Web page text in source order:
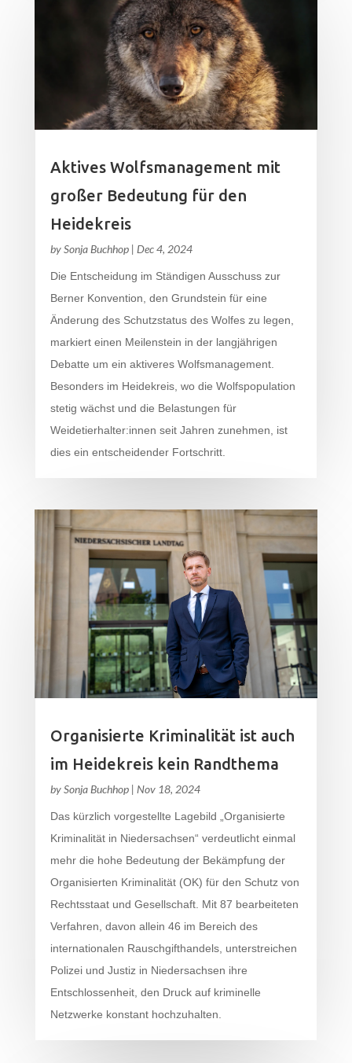
Aktives Wolfsmanagement mit
großer Bedeutung für den
Heidekreis
bySonja Buchhop| Dec 4, 2024
Die Entscheidung im Ständigen Ausschuss zur
Berner Konvention, den Grundstein für eine
Änderung des Schutzstatus des Wolfes zu legen,
markiert einen Meilenstein in der langjährigen
Debatte um ein aktiveres Wolfsmanagement.
Besonders im Heidekreis, wo die Wolfspopulation
stetig wächst und die Belastungen für
Weidetierhalter:innen seit Jahren zunehmen, ist
dies ein entscheidender Fortschritt.
Organisierte Kriminalität ist auch
im Heidekreis kein Randthema
bySonja Buchhop| Nov 18, 2024
Das kürzlich vorgestellte Lagebild „Organisierte
Kriminalität in Niedersachsen“ verdeutlicht einmal
mehr die hohe Bedeutung der Bekämpfung der
Organisierten Kriminalität (OK) für den Schutz von
Rechtsstaat und Gesellschaft. Mit 87 bearbeiteten
Verfahren, davon allein 46 im Bereich des
internationalen Rauschgifthandels, unterstreichen
Polizei und Justiz in Niedersachsen ihre
Entschlossenheit, den Druck auf kriminelle
Netzwerke konstant hochzuhalten.